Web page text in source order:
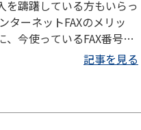
を躊躇している方もいらっ
ターネットFAXのメリッ
今使っているFAX番号を
の方法をまとめました。
記事を見る